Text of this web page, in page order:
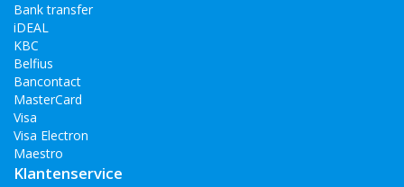
Bank transfer
iDEAL
KBC
Belfius
Bancontact
MasterCard
Visa
Visa Electron
Maestro
Klantenservice